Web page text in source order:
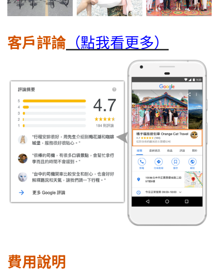
客戶評論 （點我看更多）
費用說明